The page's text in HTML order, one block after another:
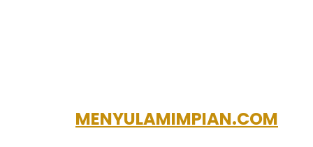
MENYULAMIMPIAN.COM